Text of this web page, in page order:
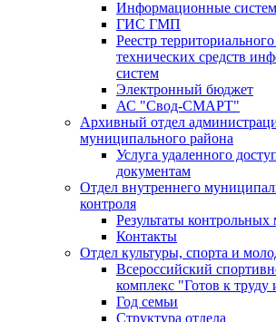
Информационные
ГИС ГМП
Реестр
технических средств
систем
Электронный бюджет
АС "Свод-СМАРТ"
Архивный отдел
муниципального района
Услуга удаленного
документам
Отдел внутреннего
контроля
Результаты
Контакты
Отдел культуры, спорта и
Всероссийский
комплекс "Готов к труду
Год семьи
Структура отдела